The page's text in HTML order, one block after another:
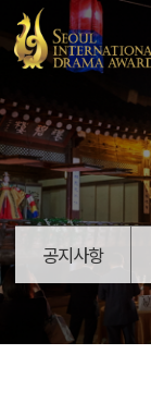
공지사항